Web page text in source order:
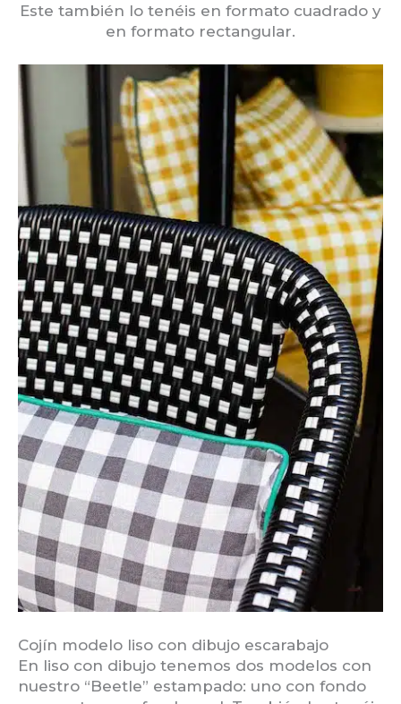
Este también lo tenéis en formato cuadrado y
en formato rectangular.
Cojín modelo liso con dibujo escarabajo
En liso con dibujo tenemos dos modelos con
nuestro “Beetle” estampado: uno con fondo